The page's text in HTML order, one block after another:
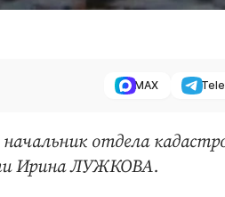
MAX
отдела
Ирина ЛУЖКОВА.